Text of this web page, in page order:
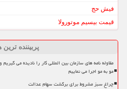
فیش حج
قیمت بیسیم موتورولا
پربیننده ترین
مقاوله نامه های سازمان بین المللی کار را نادیده می
مو به مو اجرا می نماییم
چراغ سبز مشروط برای برگشت سهام عدالت